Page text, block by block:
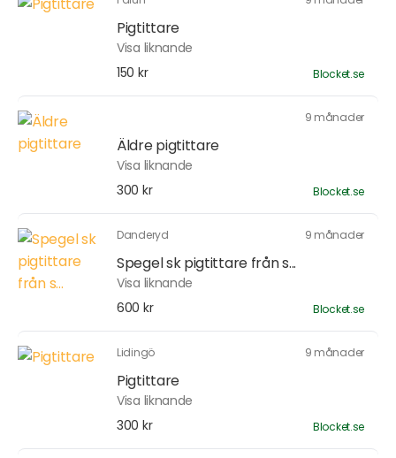
Pigtittare
Visa liknande
150 kr
Blocket.se
9 månader
Äldre pigtittare
Visa liknande
300 kr
Blocket.se
Danderyd 9 månader
Spegel sk pigtittare från s...
Visa liknande
600 kr
Blocket.se
Lidingö 9 månader
Pigtittare
Visa liknande
300 kr
Blocket.se